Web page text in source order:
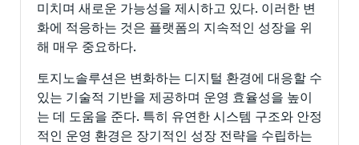
미치며 새로운 가능성을 제시하고 있다. 이러한 변
화에 적응하는 것은 플랫폼의 지속적인 성장을 위
해 매우 중요하다.
토지노솔루션은 변화하는 디지털 환경에 대응할 수
있는 기술적 기반을 제공하며 운영 효율성을 높이
는 데 도움을 준다. 특히 유연한 시스템 구조와 안정
적인 운영 환경은 장기적인 성장 전략을 수립하는